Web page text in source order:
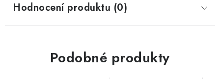
Hodnocení produktu (0)
Podobné produkty